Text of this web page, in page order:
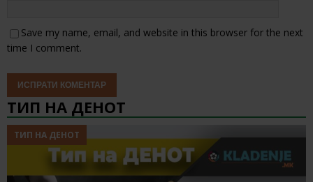
Save my name, email, and website in this browser for the next
time I comment.
ТИП НА ДЕНОТ
ТИП НА ДЕНОТ